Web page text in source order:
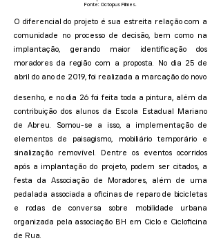
Fonte: Octopus Filmes.
O diferencial do projeto é sua estreita relação com a
comunidade no processo de decisão, bem como na
implantação, gerando maior identificação dos
moradores da região com a proposta. No dia 25 de
abril do ano de 2019, foi realizada a marcação do novo
desenho, e no dia 26 foi feita toda a pintura, além da
contribuição dos alunos da Escola Estadual Mariano
de Abreu. Somou-se a isso, a implementação de
elementos de paisagismo, mobiliário temporário e
sinalização removível. Dentre os eventos ocorridos
após a implantação do projeto, podem ser citados, a
festa da Associação de Moradores, além de uma
pedalada associada a oficinas de reparo de bicicletas
e rodas de conversa sobre mobilidade urbana
organizada pela associação BH em Ciclo e Cicloficina
de Rua.